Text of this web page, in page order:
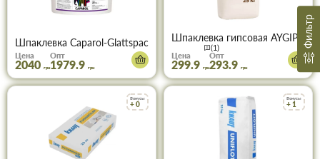
Шпаклевка Caparol-Glattspachtel (25кг)
Цена
2040 грн
Опт
1979.9 грн
Шпаклевка гипсовая AYGIPS
(1)
Цена
299.9 грн
Опт
293.9 грн
Бонусы
+ 0
Бонусы
+ 1
Фильтр